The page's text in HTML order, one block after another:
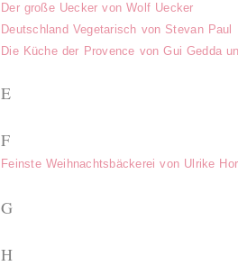
Der große Uecker von Wolf Uecker
Deutschland Vegetarisch von Stevan Paul
Die Küche der Provence von Gui Gedda
E
F
Feinste Weihnachtsbäckerei von Ulrike
G
H